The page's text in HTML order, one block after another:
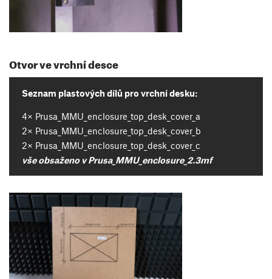
Otvor ve vrchní desce
Seznam plastových dílů pro vrchní desku:
4× Prusa_MMU_enclosure_top_desk_cover_a
2× Prusa_MMU_enclosure_top_desk_cover_b
2× Prusa_MMU_enclosure_top_desk_cover_c
vše obsaženo v Prusa_MMU_enclosure_2.3mf